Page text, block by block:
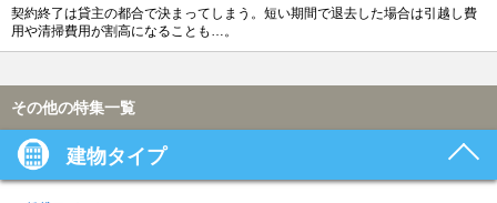
契約終了は貸主の都合で決まってしまう。短い期間で退去した場合は引越し費
用や清掃費用が割高になることも…。
その他の特集一覧
建物タイプ